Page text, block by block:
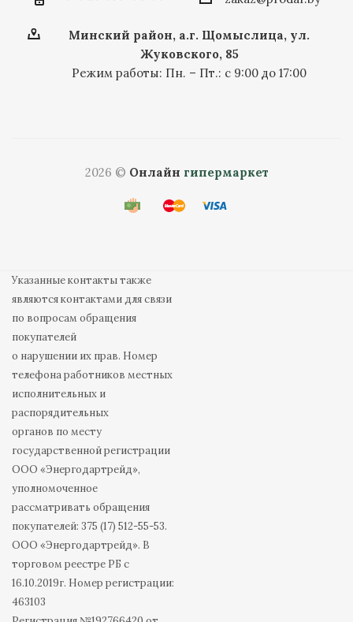
Минский район, а.г. Щомыслица, ул.
Жуковского, 85
Режим работы: Пн. – Пт.: с 9:00 до 17:00
2026 © Онлайн гипермаркет
Указанные контакты также
являются контактами для связи
по вопросам обращения
покупателей
о нарушении их прав. Номер
телефона работников местных
исполнительных и
распорядительных
органов по месту
государственной регистрации
ООО «Энергодартрейд»,
уполномоченное
рассматривать обращения
покупателей: 375 (17) 512-55-53.
ООО «Энергодартрейд». В
торговом реестре РБ с
16.10.2019г. Номер регистрации:
463103